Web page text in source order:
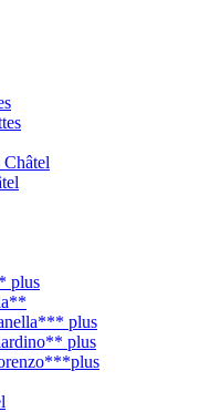
Châtel
plus
plus
plus